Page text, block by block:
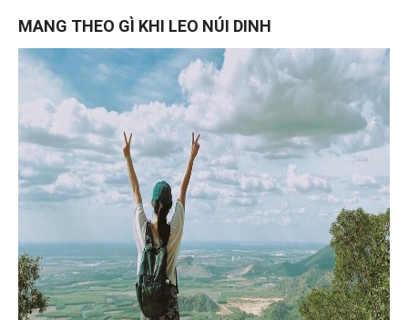
MANG THEO GÌ KHI LEO NÚI DINH